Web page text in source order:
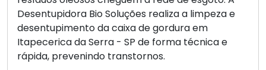
Desentupidora Bio Soluções realiza a limpeza e
desentupimento da caixa de gordura em
Itapecerica da Serra - SP de forma técnica e
rápida, prevenindo transtornos.